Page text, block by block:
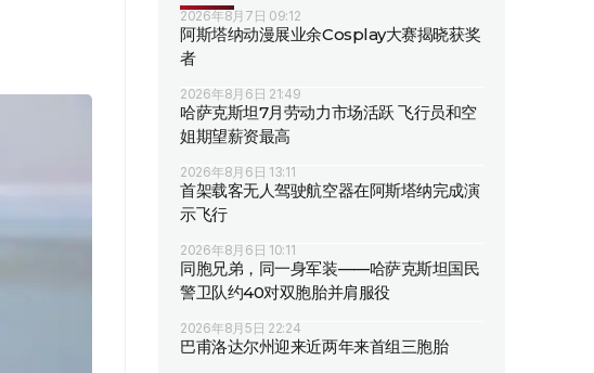
2026年8月7日 09:12
阿斯塔纳动漫展业余Cosplay大赛揭晓获奖
者
2026年8月6日 21:49
哈萨克斯坦7月劳动力市场活跃 飞行员和空
姐期望薪资最高
2026年8月6日 13:11
首架载客无人驾驶航空器在阿斯塔纳完成演
示飞行
2026年8月6日 10:11
同胞兄弟，同一身军装——哈萨克斯坦国民
警卫队约40对双胞胎并肩服役
2026年8月5日 22:24
巴甫洛达尔州迎来近两年来首组三胞胎